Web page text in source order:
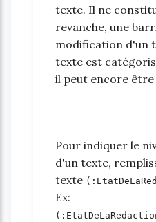
texte. Il ne
revanche, une
modification d'un
texte est
il peut encore être
Pour indiquer le
d'un texte,
texte
Ex: